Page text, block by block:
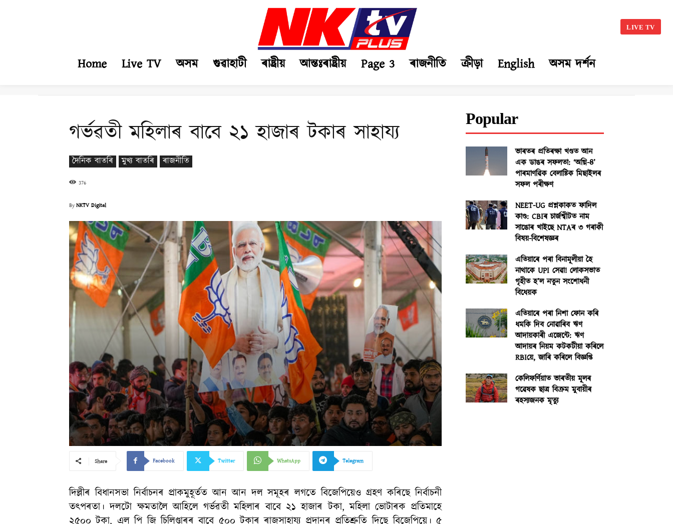
LIVE TV
Home Live TV অসম গুৱাহাটী ৰাষ্ট্ৰীয় আন্তঃৰাষ্ট্ৰীয় Page 3 ৰাজনীতি ক্ৰীড়া English অসম দৰ্শন
গৰ্ভৱতী মহিলাৰ বাবে ২১ হাজাৰ টকাৰ সাহায্য
দৈনিক বাতৰি মুখ্য বাতৰি ৰাজনীতি
376
ByNKTV Digital
Share Facebook Twitter WhatsApp Telegram
দিল্লীৰ বিধানসভা নিৰ্বাচনৰ প্ৰাকমুহূৰ্তত আন আন দল সমূহৰ লগতে বিজেপিয়েও গ্রহণ কৰিছে নির্বাচনী
তৎপৰতা। দলটো ক্ষমতালৈ আহিলে গৰ্ভৱতী মহিলাৰ বাবে ২১ হাজাৰ টকা, মহিলা ভোটাৰক প্ৰতিমাহে
২৫০০ টকা, এল পি জি চিলিণ্ডাৰৰ বাবে ৫০০ টকাৰ ৰাজসাহায্য প্ৰদানৰ প্ৰতিশ্ৰুতি দিছে বিজেপিয়ে। ৫
Popular
ভাৰতৰ প্ৰতিৰক্ষা খণ্ডত আন
এক ডাঙৰ সফলতা: ‘অগ্নি-৪’
পাৰমাণৱিক বেলাষ্টিক মিছাইলৰ
সফল পৰীক্ষণ
NEET-UG প্ৰশ্নকাকত ফাদিল
কাণ্ড: CBIৰ চাৰ্জশ্বীটত নাম
সাঙোৰ খাইছে NTAৰ ৩ গৰাকী
বিষয়-বিশেষজ্ঞৰ
এতিয়াৰে পৰা বিনামূলীয়া হৈ
নাথাকে UPI সেৱা! লোকসভাত
গৃহীত হ’ল নতুন সংশোধনী
বিধেয়ক
এতিয়াৰে পৰা নিশা ফোন কৰি
ধমকি দিব নোৱাৰিব ঋণ
আদায়কাৰী এজেন্টে: ঋণ
আদায়ৰ নিয়ম কটকটীয়া কৰিলে
RBIয়ে, জাৰি কৰিলে বিজ্ঞপ্তি
কেলিফৰ্ণিয়াত ভাৰতীয় মূলৰ
গৱেষক ছাত্ৰ বিক্ৰম মুবায়ীৰ
ৰহস্যজনক মৃত্যু